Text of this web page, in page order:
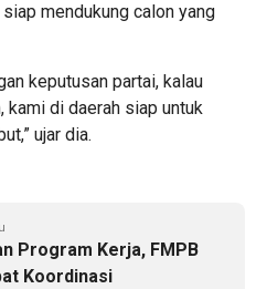
mendukung calon yang
keputusan partai, kalau
kami di daerah siap untuk
ujar dia.
Program Kerja, FMPB
Koordinasi